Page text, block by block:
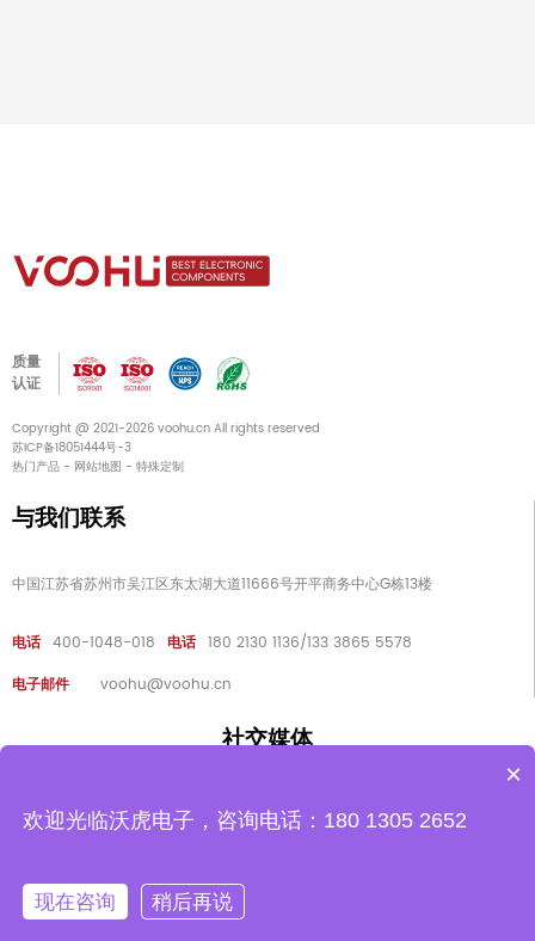
质量
认证
Copyright @ 2021-2026 voohu.cn All rights reserved
苏ICP备18051444号-3
热门产品 - 网站地图 - 特殊定制
与我们联系
中国江苏省苏州市吴江区东太湖大道11666号开平商务中心G栋13楼
电话 400-1048-018 电话 180 2130 1136/133 3865 5578
电子邮件
voohu@voohu.cn
社交媒体
×
欢迎光临沃虎电子，咨询电话：180 1305 2652
现在咨询 稍后再说